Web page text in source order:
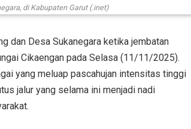
di Kabupaten Garut (.inet)
dan Desa Sukanegara ketika jembatan
Cikaengan pada Selasa (11/11/2025).
yang meluap pascahujan intensitas tinggi
jalur yang selama ini menjadi nadi